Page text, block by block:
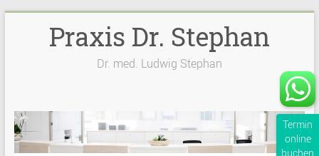
Praxis Dr. Stephan
Dr. med. Ludwig Stephan
Termin
online
buchen